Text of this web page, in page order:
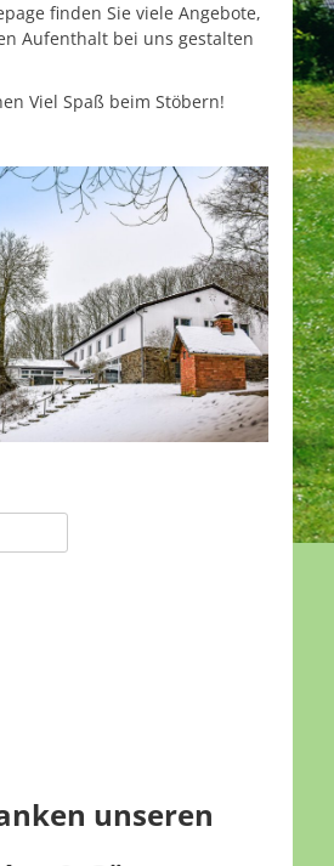
finden Sie viele Angebote,
Aufenthalt bei uns gestalten
Viel Spaß beim Stöbern!
unseren